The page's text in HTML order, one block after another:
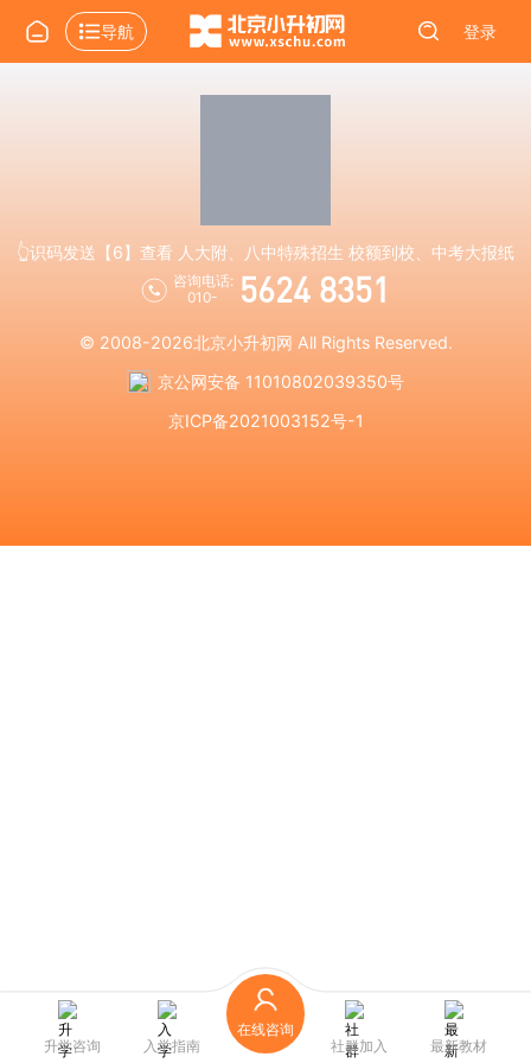
导航 登录
👆识码发送【6】查看 人大附、八中特殊招生 校额到校、中考大报纸
咨询电话:
010-
5624 8351
© 2008-2026北京小升初网 All Rights Reserved.
京公网安备 11010802039350号
京ICP备2021003152号-1
升学咨询 入学指南
在线咨询
社群加入
最新教材